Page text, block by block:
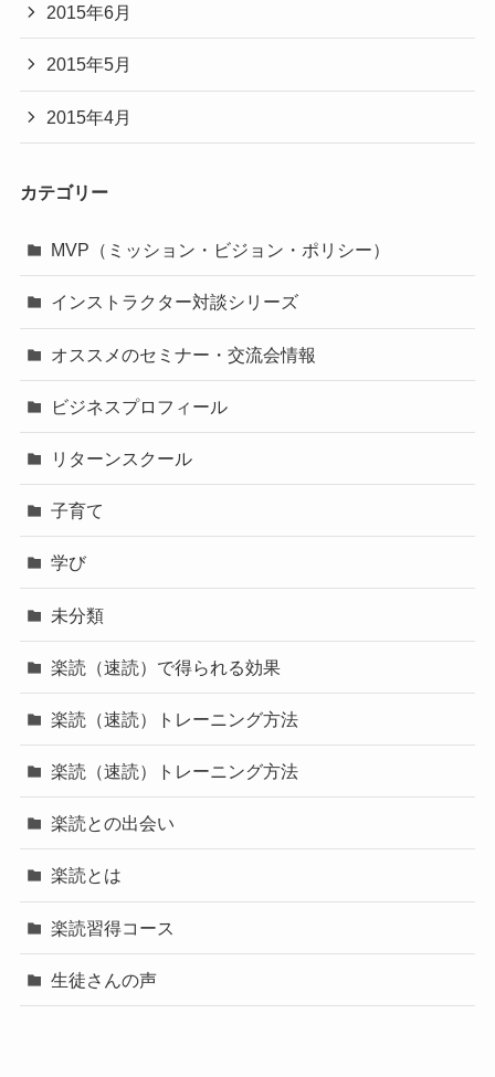
2015年6月
2015年5月
2015年4月
カテゴリー
MVP（ミッション・ビジョン・ポリシー）
インストラクター対談シリーズ
オススメのセミナー・交流会情報
ビジネスプロフィール
リターンスクール
子育て
学び
未分類
楽読（速読）で得られる効果
楽読（速読）トレーニング方法
楽読（速読）トレーニング方法
楽読との出会い
楽読とは
楽読習得コース
生徒さんの声